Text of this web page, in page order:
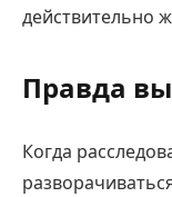
действительно
Правда
Когда